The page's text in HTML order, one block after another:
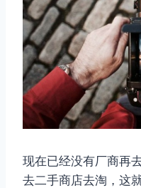
现在已经没有厂商再
去二手商店去淘，这